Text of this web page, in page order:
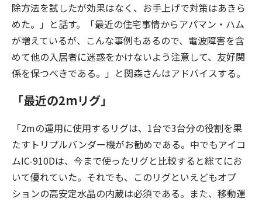
除方法を試したが効果はなく、お手上げで対策はあきら
めた。」と話す。「最近の住宅事情からアパマン・ハム
が増えているが、こんな事例もあるので、電波障害を含
めて他の入居者に迷惑をかけないよう注意して、友好関
係を保つべきである。」と関森さんはアドバイスする。
「最近の2mリグ」
「2mの運用に使用するリグは、1台で3台分の役割を果
たすトリプルバンダー機がお勧めである。中でもアイコ
ムIC-910Dは、今まで使ったリグと比較すると総てにお
いて優れていた。それでも、このリグといえどもオプ
ションの高安定水晶の内蔵は必須である。また、移動運